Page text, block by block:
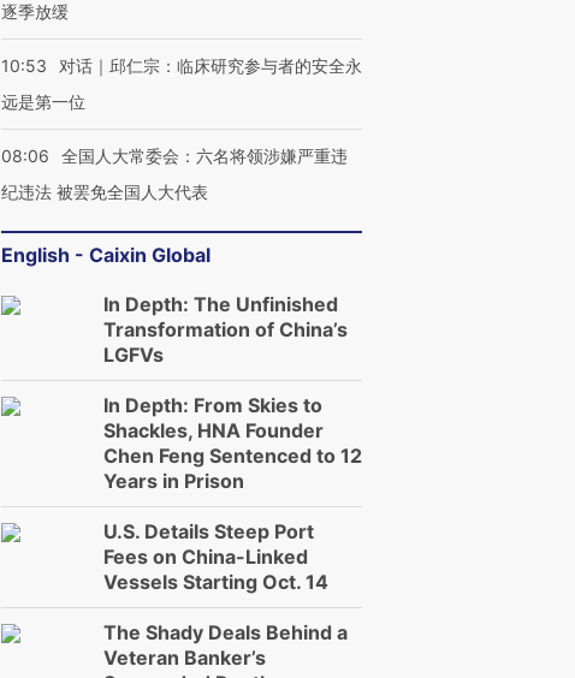
逐季放缓
10:53
对话｜邱仁宗：临床研究参与者的安全永
远是第一位
08:06
全国人大常委会：六名将领涉嫌严重违
纪违法 被罢免全国人大代表
English - Caixin Global
In Depth: The Unfinished
Transformation of China’s
LGFVs
In Depth: From Skies to
Shackles, HNA Founder
Chen Feng Sentenced to 12
Years in Prison
U.S. Details Steep Port
Fees on China-Linked
Vessels Starting Oct. 14
The Shady Deals Behind a
Veteran Banker’s